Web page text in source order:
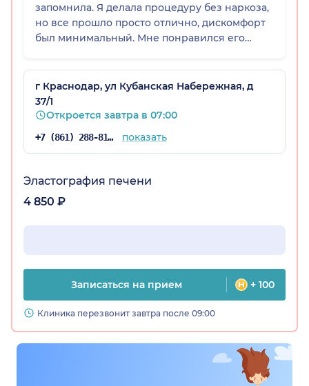
запомнила. Я делала процедуру без наркоза,
но все прошло просто отлично, дискомфорт
был минимальный. Мне понравился его
г Краснодар, ул Кубанская Набережная, д
37/1
Откроется завтра в 07:00
+7 (861) 288-81-65 показать
Эластография печени
4 850 ₽
Записаться на прием + 100
Клиника перезвонит завтра после 09:00